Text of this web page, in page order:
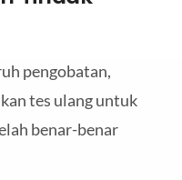
pengobatan,
tes ulang untuk
benar-benar